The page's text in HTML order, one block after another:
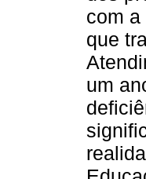
com
que
um